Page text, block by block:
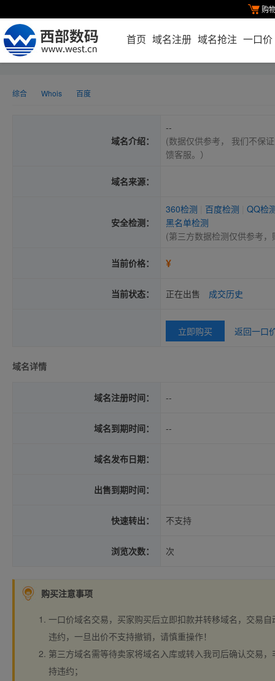
购
首页 域名注册 域名抢注 一口价
综合 Whois 百度
域名介绍：
--
(数据仅供参考， 我们不保
馈客服。）
域名来源：
安全检测：
360检测 百度检测
QQ检
黑名单检测
(第三方数据检测仅供参考
当前价格： ¥
当前状态： 正在出售 成交历史
立即购买 返回一口
域名详情
域名注册时间： --
域名到期时间： --
域名发布日期：
出售到期时间：
快速转出： 不支持
浏览次数： 次
购买注意事项
一口价域名交易，买家购买后立即扣款并转移域名，交易
违约，一旦出价不支持撤销，请慎重操作！
第三方域名需等待卖家将域名入库或转入我司后确认交易
持违约；